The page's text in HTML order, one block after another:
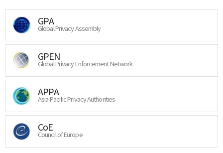
GPA
Global Privacy Assembly
GPEN
Global Privacy Enforcement Network
APPA
Asia Pacific Privacy Authorities
CoE
Council of Europe